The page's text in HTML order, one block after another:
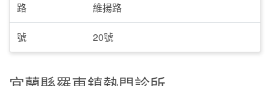
路 維揚路
號 20號